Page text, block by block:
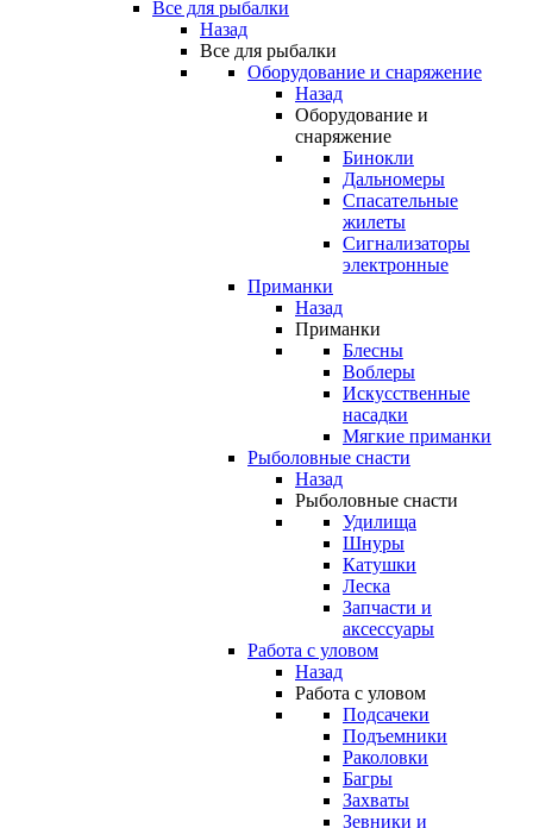
Все для рыбалки
Назад
Все для рыбалки
Оборудование и снаряжение
Назад
Оборудование и
снаряжение
Бинокли
Дальномеры
Спасательные
жилеты
Сигнализаторы
электронные
Приманки
Назад
Приманки
Блесны
Воблеры
Искусственные
насадки
Мягкие приманки
Рыболовные снасти
Назад
Рыболовные снасти
Удилища
Шнуры
Катушки
Леска
Запчасти и
аксессуары
Работа с уловом
Назад
Работа с уловом
Подсачеки
Подъемники
Раколовки
Багры
Захваты
Зевники и